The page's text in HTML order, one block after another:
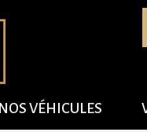
NOS VÉHICULES